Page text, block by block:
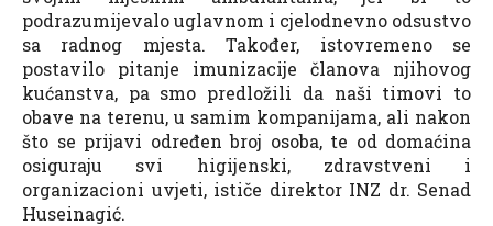
podrazumijevalo uglavnom i cjelodnevno odsustvo
sa radnog mjesta. Također, istovremeno se
postavilo pitanje imunizacije članova njihovog
kućanstva, pa smo predložili da naši timovi to
obave na terenu, u samim kompanijama, ali nakon
što se prijavi određen broj osoba, te od domaćina
osiguraju svi higijenski, zdravstveni i
organizacioni uvjeti, ističe direktor INZ dr. Senad
Huseinagić.